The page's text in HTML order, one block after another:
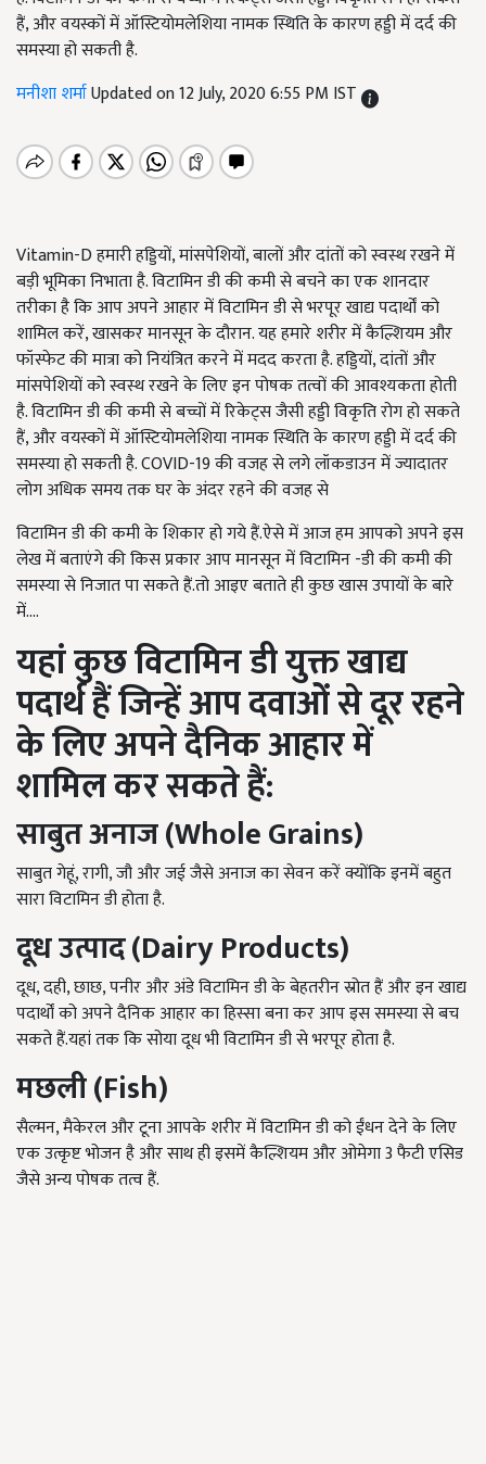
हैं, और वयस्कों में ऑस्टियोमलेशिया नामक स्थिति के कारण हड्डी में दर्द की
समस्या हो सकती है.
मनीशा शर्माUpdated on 12 July, 2020 6:55 PM IST
Vitamin-D हमारी हड्डियों, मांसपेशियों, बालों और दांतों को स्वस्थ रखने में
बड़ी भूमिका निभाता है. विटामिन डी की कमी से बचने का एक शानदार
तरीका है कि आप अपने आहार में विटामिन डी से भरपूर खाद्य पदार्थों को
शामिल करें, खासकर मानसून के दौरान. यह हमारे शरीर में कैल्शियम और
फॉस्फेट की मात्रा को नियंत्रित करने में मदद करता है. हड्डियों, दांतों और
मांसपेशियों को स्वस्थ रखने के लिए इन पोषक तत्वों की आवश्यकता होती
है. विटामिन डी की कमी से बच्चों में रिकेट्स जैसी हड्डी विकृति रोग हो सकते
हैं, और वयस्कों में ऑस्टियोमलेशिया नामक स्थिति के कारण हड्डी में दर्द की
समस्या हो सकती है. COVID-19 की वजह से लगे लॉकडाउन में ज्यादातर
लोग अधिक समय तक घर के अंदर रहने की वजह से
विटामिन डी की कमी के शिकार हो गये हैं.ऐसे में आज हम आपको अपने इस
लेख में बताएंगे की किस प्रकार आप मानसून में विटामिन -डी की कमी की
समस्या से निजात पा सकते हैं.तो आइए बताते ही कुछ खास उपायों के बारे
में....
यहांकुछविटामिनडीयुक्तखाद्य
पदार्थहैंजिन्हेंआपदवाओंसेदूररहने
केलिएअपनेदैनिकआहारमें
शामिलकरसकतेहैं:
साबुतअनाज(Whole Grains)
साबुत गेहूं, रागी, जौ और जई जैसे अनाज का सेवन करें क्योंकि इनमें बहुत
सारा विटामिन डी होता है.
दूधउत्पाद(Dairy Products)
दूध, दही, छाछ, पनीर और अंडे विटामिन डी के बेहतरीन स्रोत हैं और इन खाद्य
पदार्थों को अपने दैनिक आहार का हिस्सा बना कर आप इस समस्या से बच
सकते हैं.यहां तक ​​कि सोया दूध भी विटामिन डी से भरपूर होता है.
मछली(Fish)
सैल्मन, मैकेरल और टूना आपके शरीर में विटामिन डी को ईंधन देने के लिए
एक उत्कृष्ट भोजन है और साथ ही इसमें कैल्शियम और ओमेगा 3 फैटी एसिड
जैसे अन्य पोषक तत्व हैं.